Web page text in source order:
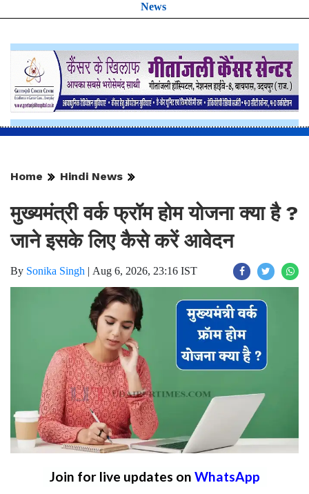
News
Home Hindi News
मुख्यमंत्री वर्क फ्रॉम होम योजना क्या है ?
जाने इसके लिए कैसे करें आवेदन
By Sonika Singh | Aug 6, 2026, 23:16 IST
Join for live updates on WhatsApp